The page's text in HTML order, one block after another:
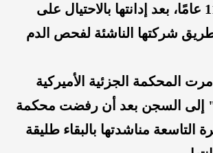
تقضي بسجنها 11 عامًا، بعد إدانتها بالاحتيال على
شركتها الناشئة لفحص الدم
المحكمة الجزئية الأميركية
إلى السجن بعد أن رفضت محكمة
التاسعة مناشدتها بالبقاء طليقة